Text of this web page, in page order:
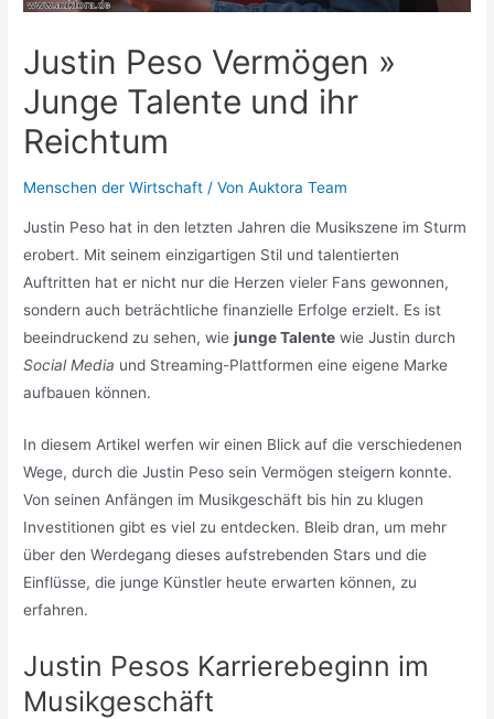
Justin Peso Vermögen »
Junge Talente und ihr
Reichtum
Menschen der Wirtschaft / VonAuktora Team
Justin Peso hat in den letzten Jahren die Musikszene im Sturm
erobert. Mit seinem einzigartigen Stil und talentierten
Auftritten hat er nicht nur die Herzen vieler Fans gewonnen,
sondern auch beträchtliche finanzielle Erfolge erzielt. Es ist
beeindruckend zu sehen, wiejunge Talente wie Justin durch
Social Media und Streaming-Plattformen eine eigene Marke
aufbauen können.
In diesem Artikel werfen wir einen Blick auf die verschiedenen
Wege, durch die Justin Peso sein Vermögen steigern konnte.
Von seinen Anfängen im Musikgeschäft bis hin zu klugen
Investitionen gibt es viel zu entdecken. Bleib dran, um mehr
über den Werdegang dieses aufstrebenden Stars und die
Einflüsse, die junge Künstler heute erwarten können, zu
erfahren.
Justin Pesos Karrierebeginn im
Musikgeschäft